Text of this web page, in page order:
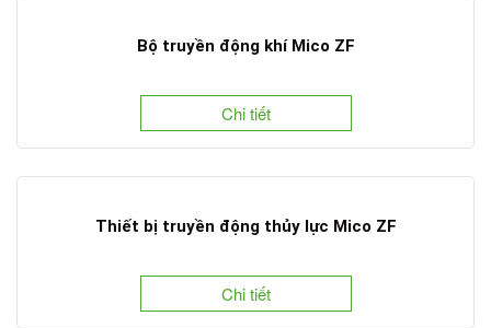
Bộ truyền động khí Mico ZF
Chi tiết
Thiết bị truyền động thủy lực Mico ZF
Chi tiết